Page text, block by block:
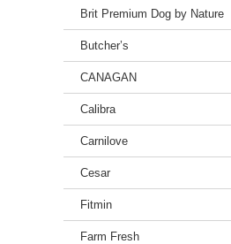
Brit Premium Dog by Nature
Butcher’s
CANAGAN
Calibra
Carnilove
Cesar
Fitmin
Farm Fresh